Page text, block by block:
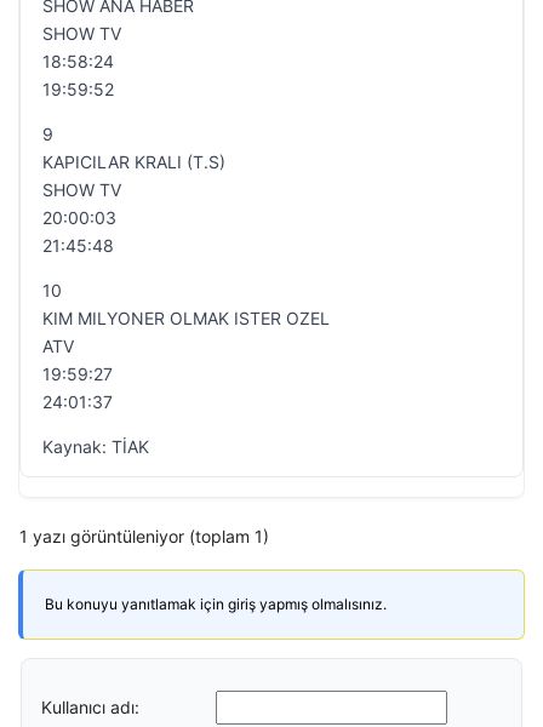
SHOW ANA HABER
SHOW TV
18:58:24
19:59:52
9
KAPICILAR KRALI (T.S)
SHOW TV
20:00:03
21:45:48
10
KIM MILYONER OLMAK ISTER OZEL
ATV
19:59:27
24:01:37
Kaynak: TİAK
1 yazı görüntüleniyor (toplam 1)
Bu konuyu yanıtlamak için giriş yapmış olmalısınız.
Kullanıcı adı: